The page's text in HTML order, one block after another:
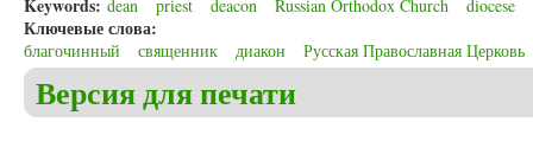
Keywords: dean priest deacon Russian Orthodox Church diocese
Ключевые слова:
благочинный священник диакон Русская Православная Церковь
Версия для печати